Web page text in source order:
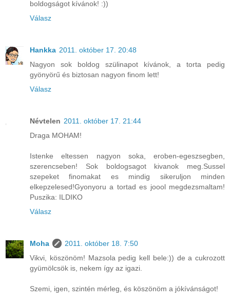
boldogságot kívánok! :))
Válasz
Hankka 2011. október 17. 20:48
Nagyon sok boldog szülinapot kívánok, a torta pedig
gyönyörű és biztosan nagyon finom lett!
Válasz
Névtelen 2011. október 17. 21:44
Draga MOHAM!
Istenke eltessen nagyon soka, eroben-egeszsegben,
szerencseben! Sok boldogsagot kivanok meg.Sussel
szepeket finomakat es mindig sikeruljon minden
elkepzelesed!Gyonyoru a tortad es joool megdezsmaltam!
Puszika: ILDIKO
Válasz
Moha
2011. október 18. 7:50
Vikvi, köszönöm! Mazsola pedig kell bele:)) de a cukrozott
gyümölcsök is, nekem így az igazi.
Szemi, igen, szintén mérleg, és köszönöm a jókívánságot!